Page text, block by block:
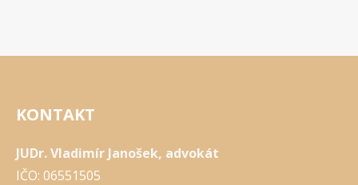
KONTAKT
JUDr. Vladimír Janošek, advokát
IČO: 06551505